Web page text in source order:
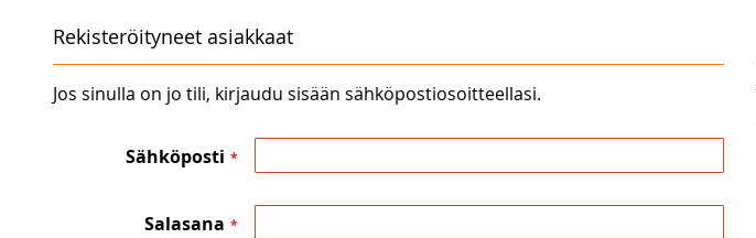
Rekisteröityneet asiakkaat
Jos sinulla on jo tili, kirjaudu sisään sähköpostiosoitteellasi.
Sähköposti
Salasana